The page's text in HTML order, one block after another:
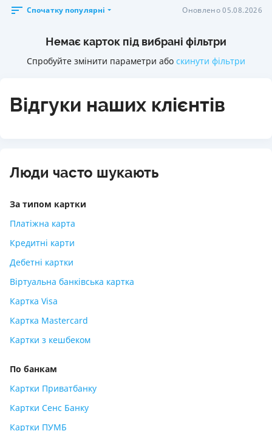
Спочатку популярні Оновлено 05.08.2026
Немає карток під вибрані фільтри
Спробуйте змінити параметри або скинути фільтри
Відгуки наших клієнтів
Люди часто шукають
За типом картки
Платіжна карта
Кредитні карти
Дебетні картки
Віртуальна банківська картка
Картка Visa
Картка Mastercard
Картки з кешбеком
По банкам
Картки Приватбанку
Картки Сенс Банку
Картки ПУМБ